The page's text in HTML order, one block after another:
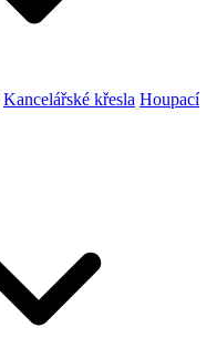
Kancelářské křesla Houpací